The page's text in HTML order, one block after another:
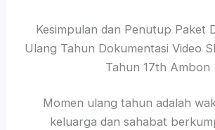
Kesimpulan dan Penutup Paket
Ulang Tahun Dokumentasi Video
Tahun 17th Ambon
Momen ulang tahun adalah
keluarga dan sahabat